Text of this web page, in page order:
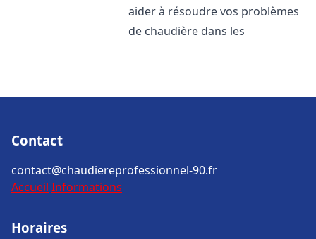
aider à résoudre vos problèmes
de chaudière dans les
Contact
contact@chaudiereprofessionnel-90.fr
Accueil Informations
Horaires